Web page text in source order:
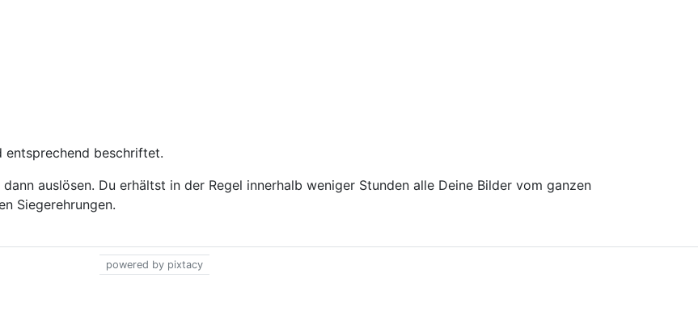
entsprechend beschriftet.
auslösen. Du erhältst in der Regel innerhalb weniger Stunden alle Deine Bilder vom ganzen
Siegerehrungen.
powered by pixtacy